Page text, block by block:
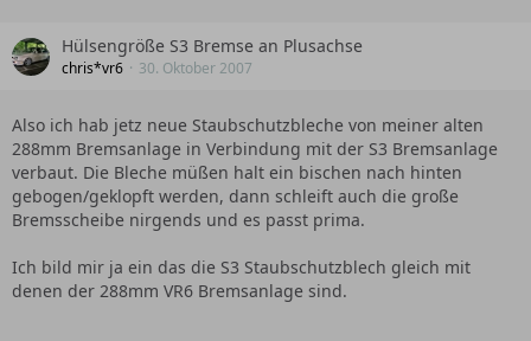
Hülsengröße S3 Bremse an Plusachse
chris*vr6 30. Oktober 2007
Also ich hab jetz neue Staubschutzbleche von meiner alten
288mm Bremsanlage in Verbindung mit der S3 Bremsanlage
verbaut. Die Bleche müßen halt ein bischen nach hinten
gebogen/geklopft werden, dann schleift auch die große
Bremsscheibe nirgends und es passt prima.
Ich bild mir ja ein das die S3 Staubschutzblech gleich mit
denen der 288mm VR6 Bremsanlage sind.